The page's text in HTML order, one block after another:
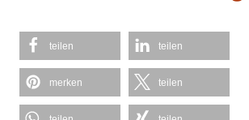
teilen teilen
merken teilen